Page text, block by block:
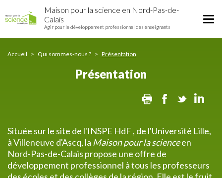
au
contenu
Maison pour la science en Nord-Pas-de-
Calais
Agir pour le développement professionnel des enseignants
Accueil Qui sommes-nous ? Présentation
Présentation
Print Facebook
Twitter
Située sur le site de l'INSPE HdF , de l'Université Lille,
à Villeneuve d'Ascq, la Maison pour la scienceen
Nord-Pas-de-Calais propose une offre de
développement professionnel à tous les professeurs